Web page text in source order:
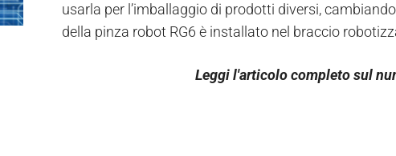
usarla per l’imballaggio di prodotti diversi,
della pinza robot RG6 è installato nel braccio
Leggi l'articolo completo sul